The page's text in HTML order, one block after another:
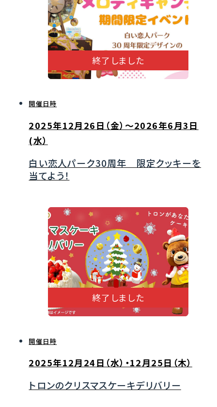
終了しました
開催日時
2025年12月26日（金）～2026年6月3日
(水）
白い恋人パーク30周年 限定クッキーを
当てよう！
終了しました
開催日時
2025年12月24日（水）・12月25日（木）
トロンのクリスマスケーキデリバリー